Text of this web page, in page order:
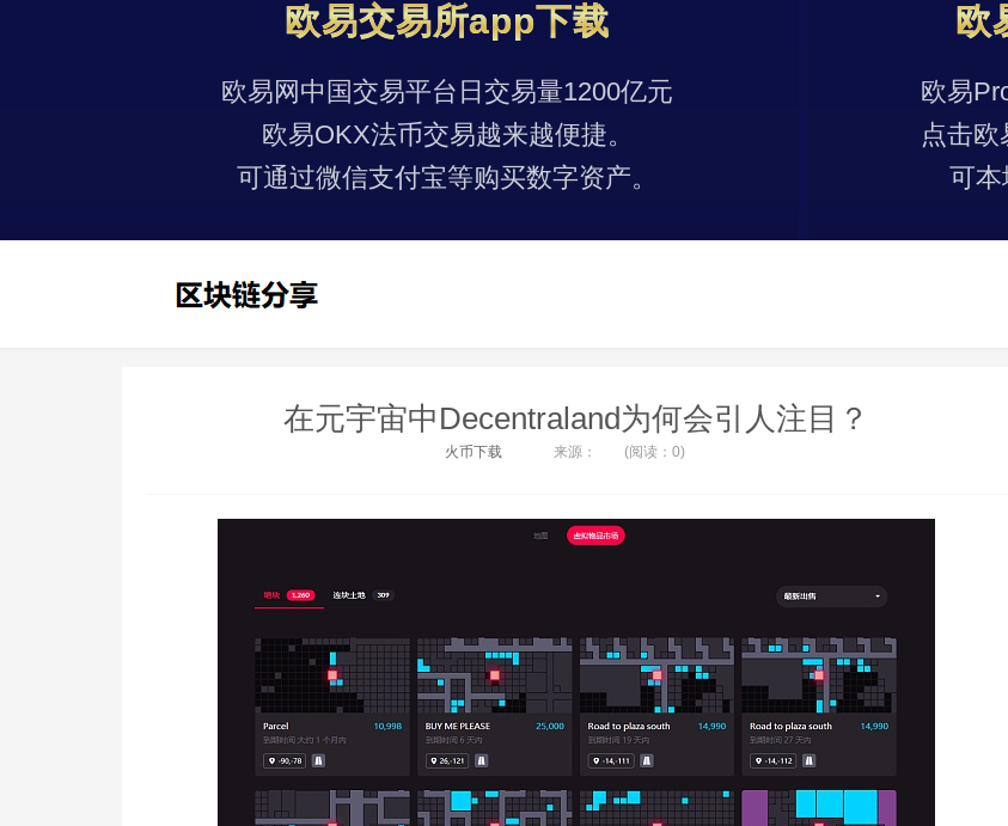
欧易交易所app下载
欧易网中国交易平台日交易量1200亿元
欧易OKX法币交易越来越便捷。
可通过微信支付宝等购买数字资产。
欧
欧易
点击欧
可本
在元宇宙中Decentraland为何会引人注目？
火币下载 来源： (阅读：0)